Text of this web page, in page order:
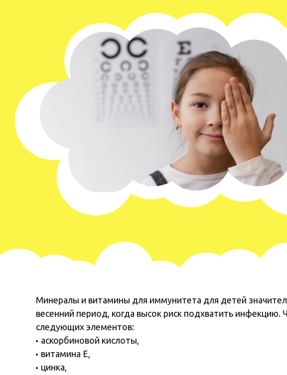
Минералы и витамины для иммунитета для детей
весенний период, когда высок риск подхватить
следующих элементов:
аскорбиновой кислоты,
витамина Е,
цинка,